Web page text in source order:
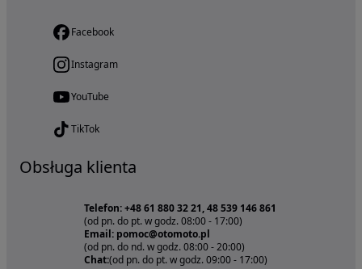
Facebook
Instagram
YouTube
TikTok
Obsługa klienta
Telefon: +48 61 880 32 21, 48 539 146 861
(od pn. do pt. w godz. 08:00 - 17:00)
Email: pomoc@otomoto.pl
(od pn. do nd. w godz. 08:00 - 20:00)
Chat:(od pn. do pt. w godz. 09:00 - 17:00)